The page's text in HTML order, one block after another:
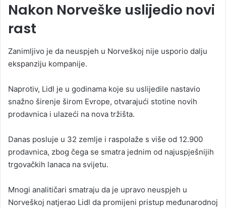
Nakon Norveške uslijedio novi
rast
Zanimljivo je da neuspjeh u Norveškoj nije usporio dalju
ekspanziju kompanije.
Naprotiv, Lidl je u godinama koje su uslijedile nastavio
snažno širenje širom Evrope, otvarajući stotine novih
prodavnica i ulazeći na nova tržišta.
Danas posluje u 32 zemlje i raspolaže s više od 12.900
prodavnica, zbog čega se smatra jednim od najuspješnijih
trgovačkih lanaca na svijetu.
Mnogi analitičari smatraju da je upravo neuspjeh u
Norveškoj natjerao Lidl da promijeni pristup međunarodnoj